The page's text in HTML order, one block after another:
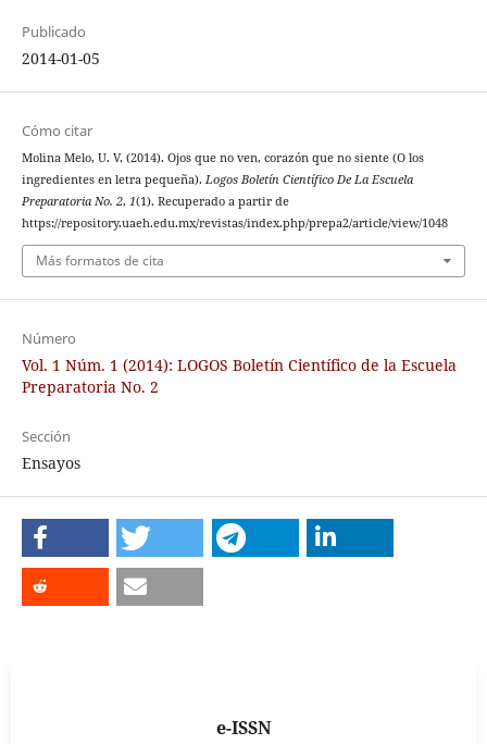
Publicado
2014-01-05
Cómo citar
Molina Melo, U. V. (2014). Ojos que no ven, corazón que no siente (O los
ingredientes en letra pequeña). Logos Boletín Científico De La Escuela
Preparatoria No. 2, 1(1). Recuperado a partir de
https://repository.uaeh.edu.mx/revistas/index.php/prepa2/article/view/1048
Más formatos de cita
Número
Vol. 1 Núm. 1 (2014): LOGOS Boletín Científico de la Escuela
Preparatoria No. 2
Sección
Ensayos
e-ISSN